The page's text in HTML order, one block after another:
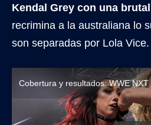
Kendal Grey con una
recrimina a la australiana lo
son separadas por Lola Vice.
Cobertura y resultados: WWE